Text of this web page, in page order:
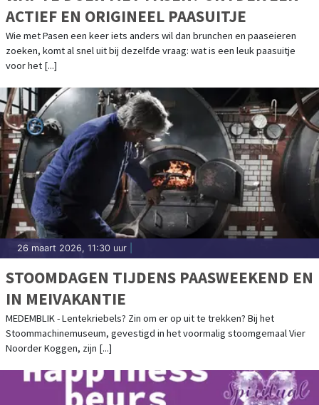
ACTIEF EN ORIGINEEL PAASUITJE
Wie met Pasen een keer iets anders wil dan brunchen en paaseieren
zoeken, komt al snel uit bij dezelfde vraag: wat is een leuk paasuitje
voor het [...]
26 maart 2026, 11:30 uur
STOOMDAGEN TIJDENS PAASWEEKEND EN
IN MEIVAKANTIE
MEDEMBLIK - Lentekriebels? Zin om er op uit te trekken? Bij het
Stoommachinemuseum, gevestigd in het voormalig stoomgemaal Vier
Noorder Koggen, zijn [...]